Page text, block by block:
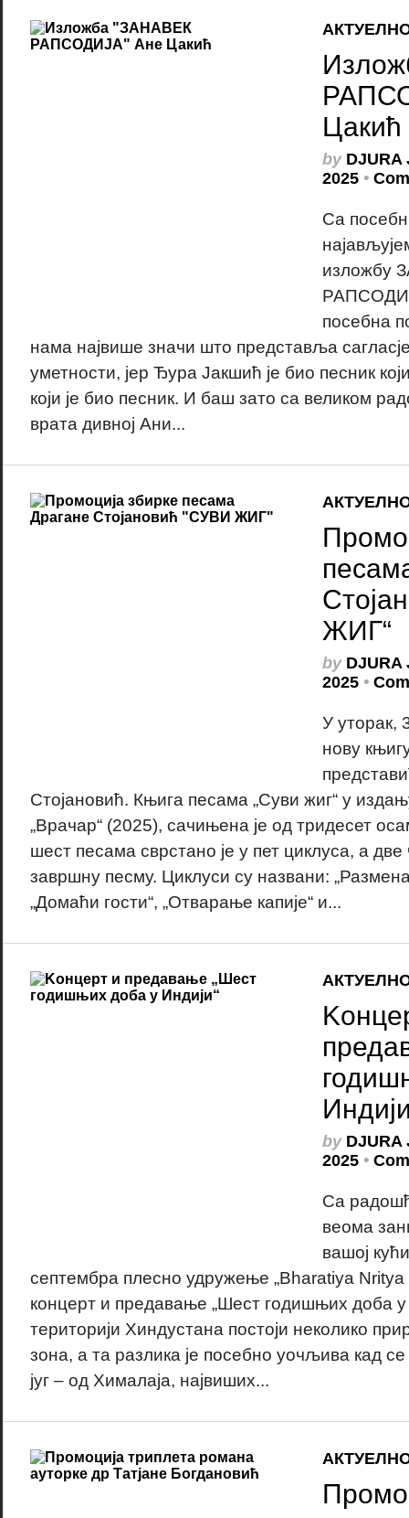
Цакић
by DJURA
2025 •
Са
изложбу
посебна
нама највише значи што представља
уметности, јер Ђура Јакшић је био песник
који је био песник. И баш зато са великом
врата дивној Ани...
ЖИГ“
by DJURA
2025 •
У уторак,
нову
Стојановић. Књига песама „Суви жиг“ у
„Врачар“ (2025), сачињена је од тридесет
шест песама сврстано је у пет циклуса, а
завршну песму. Циклуси су названи:
„Домаћи гости“, „Отварање капије“ и...
by DJURA
2025 •
Са
веома
вашој
септембра плесно удружење „Bharatiya
концерт и предавање „Шест годишњих доба у
територији Хиндустана постоји неколико
зона, а та разлика је посебно уочљива кад
југ – од Хималаја, највиших...